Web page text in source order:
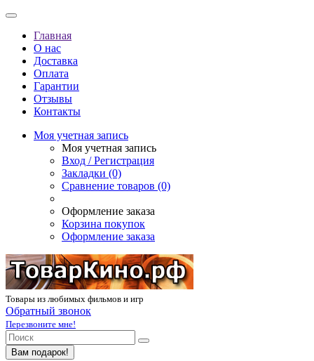
Главная
О нас
Доставка
Оплата
Гарантии
Отзывы
Контакты
Моя учетная запись
Моя учетная запись
Вход / Регистрация
Закладки (0)
Сравнение товаров (0)
Оформление заказа
Корзина покупок
Оформление заказа
Товары из любимых фильмов и игр
Обратный звонок
Перезвоните мне!
Вам подарок!